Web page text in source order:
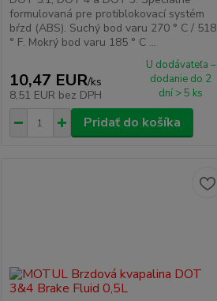
formulovaná pre protiblokovací systém
bŕzd (ABS). Suchý bod varu 270 ° C / 518
° F. Mokrý bod varu 185 ° C ...
10,47 EUR/ks
8,51 EUR bez DPH
U dodávateľa –
dodanie do 2
dní > 5 ks
Pridať do košíka